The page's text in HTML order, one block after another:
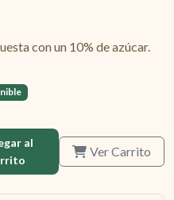
con un 10% de azúcar.
al
Ver Carrito